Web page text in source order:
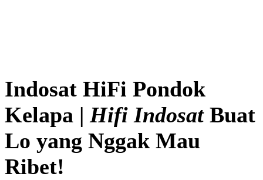
Indosat HiFi Pondok
Kelapa |Hifi IndosatBuat
Lo yang Nggak Mau
Ribet!